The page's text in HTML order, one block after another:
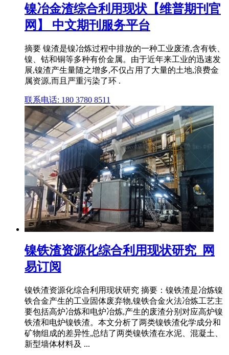
镍冶金渣综合利用现状【维普期刊官
网】 中文期刊服务平台
摘要 镍渣是镍冶炼过程中排放的一种工业废渣,含有铁、
镍、钴和铜等多种有价金属。由于近年来工业的迅速发
展,镍渣产生量随之增多,不仅占用了大量的土地,浪费金
属资源,而且严重污染了环 .
联系电话: 180 3780 8511
镍铁渣资源化综合利用现状研究_网
易订阅
镍铁渣资源化综合利用现状研究 摘要：镍铁渣是冶炼镍
铁合金产生的工业固体废弃物,镍铁合金火法冶炼工艺主
要包括高炉冶炼和电炉冶炼,产生的废渣分别对应高炉镍
铁渣和电炉镍铁渣。本文分析了两类镍铁渣化学成分和
矿物组成的差异性,总结了两类镍铁渣在水泥、混凝土、
新型墙体材料及 ...